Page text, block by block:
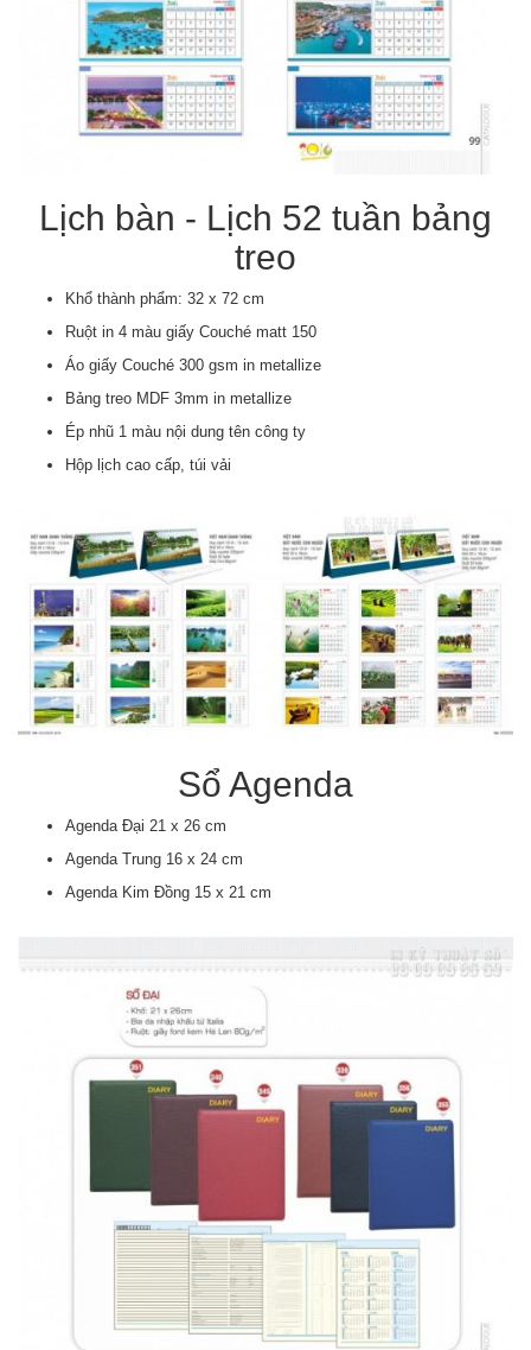
Lịch bàn - Lịch 52 tuần bảng
treo
Khổ thành phẩm: 32 x 72 cm
Ruột in 4 màu giấy Couché matt 150
Áo giấy Couché 300 gsm in metallize
Bảng treo MDF 3mm in metallize
Ép nhũ 1 màu nội dung tên công ty
Hộp lịch cao cấp, túi vải
Sổ Agenda
Agenda Đại 21 x 26 cm
Agenda Trung 16 x 24 cm
Agenda Kim Đồng 15 x 21 cm